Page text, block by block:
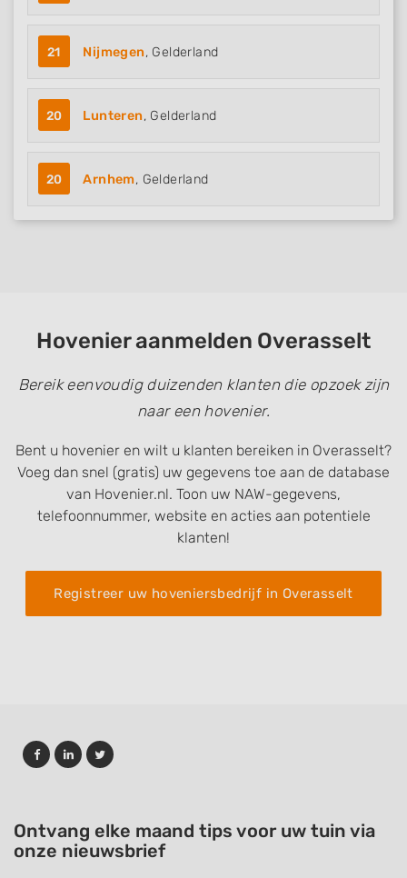
21 Nijmegen, Gelderland
20 Lunteren, Gelderland
20 Arnhem, Gelderland
Hovenier aanmelden Overasselt
Bereik eenvoudig duizenden klanten die opzoek zijn
naar een hovenier.
Bent u hovenier en wilt u klanten bereiken in Overasselt?
Voeg dan snel (gratis) uw gegevens toe aan de database
van Hovenier.nl. Toon uw NAW-gegevens,
telefoonnummer, website en acties aan potentiele
klanten!
Registreer uw hoveniersbedrijf in Overasselt
Ontvang elke maand tips voor uw tuin via
onze nieuwsbrief